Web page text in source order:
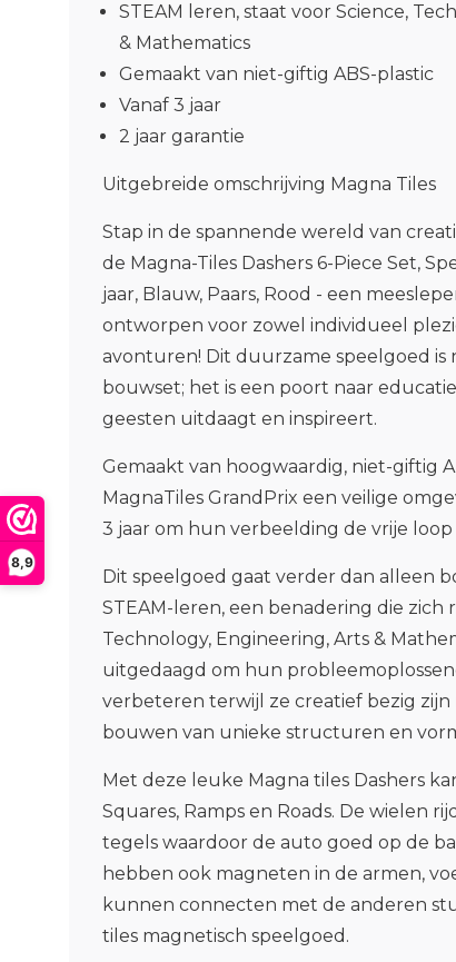
8,9
STEAM leren, staat voor Science,
& Mathematics
Gemaakt van niet-giftig ABS-plastic
Vanaf 3 jaar
2 jaar garantie
Uitgebreide omschrijving Magna Tiles
Stap in de spannende wereld van
de Magna-Tiles Dashers 6-Piece Set,
jaar, Blauw, Paars, Rood - een
ontworpen voor zowel individueel
avonturen! Dit duurzame speelgoed is
bouwset; het is een poort naar
geesten uitdaagt en inspireert.
Gemaakt van hoogwaardig, niet-giftig
MagnaTiles GrandPrix een veilige
3 jaar om hun verbeelding de vrije
Dit speelgoed gaat verder dan alleen
STEAM-leren, een benadering die zich
Technology, Engineering, Arts &
uitgedaagd om hun
verbeteren terwijl ze creatief bezig
bouwen van unieke structuren en
Met deze leuke Magna tiles Dashers
Squares, Ramps en Roads. De wielen
tegels waardoor de auto goed op de
hebben ook magneten in de armen,
kunnen connecten met de anderen
tiles magnetisch speelgoed.